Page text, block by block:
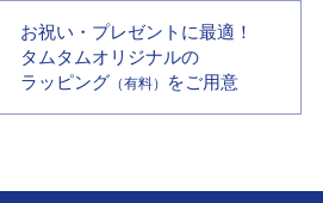
お祝い・プレゼントに最適！
タムタムオリジナルの
ラッピング （有料） をご用意